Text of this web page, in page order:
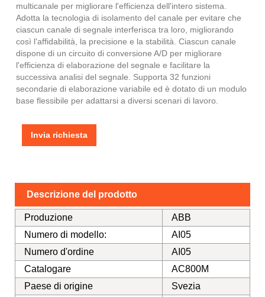
multicanale per migliorare l'efficienza dell'intero sistema.
Adotta la tecnologia di isolamento del canale per evitare che
ciascun canale di segnale interferisca tra loro, migliorando
così l'affidabilità, la precisione e la stabilità. Ciascun canale
dispone di un circuito di conversione A/D per migliorare
l'efficienza di elaborazione del segnale e facilitare la
successiva analisi del segnale. Supporta 32 funzioni
secondarie di elaborazione variabile ed è dotato di un modulo
base flessibile per adattarsi a diversi scenari di lavoro.
Invia richiesta
Descrizione del prodotto
Produzione
ABB
Numero di modello:
AI05
Numero d'ordine
AI05
Catalogare
AC800M
Paese di origine
Svezia